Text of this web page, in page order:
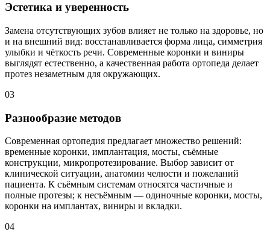
Эстетика и уверенность
Замена отсутствующих зубов влияет не только на здоровье, но
и на внешний вид: восстанавливается форма лица, симметрия
улыбки и чёткость речи. Современные коронки и виниры
выглядят естественно, а качественная работа ортопеда делает
протез незаметным для окружающих.
03
Разнообразие методов
Современная ортопедия предлагает множество решений:
временные коронки, имплантация, мосты, съёмные
конструкции, микропротезирование. Выбор зависит от
клинической ситуации, анатомии челюсти и пожеланий
пациента. К съёмным системам относятся частичные и
полные протезы; к несъёмным — одиночные коронки, мосты,
коронки на имплантах, виниры и вкладки.
04